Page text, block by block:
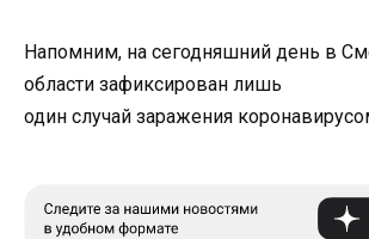
Напомним, на сегодняшний день в
области зафиксирован лишь
один случай заражения